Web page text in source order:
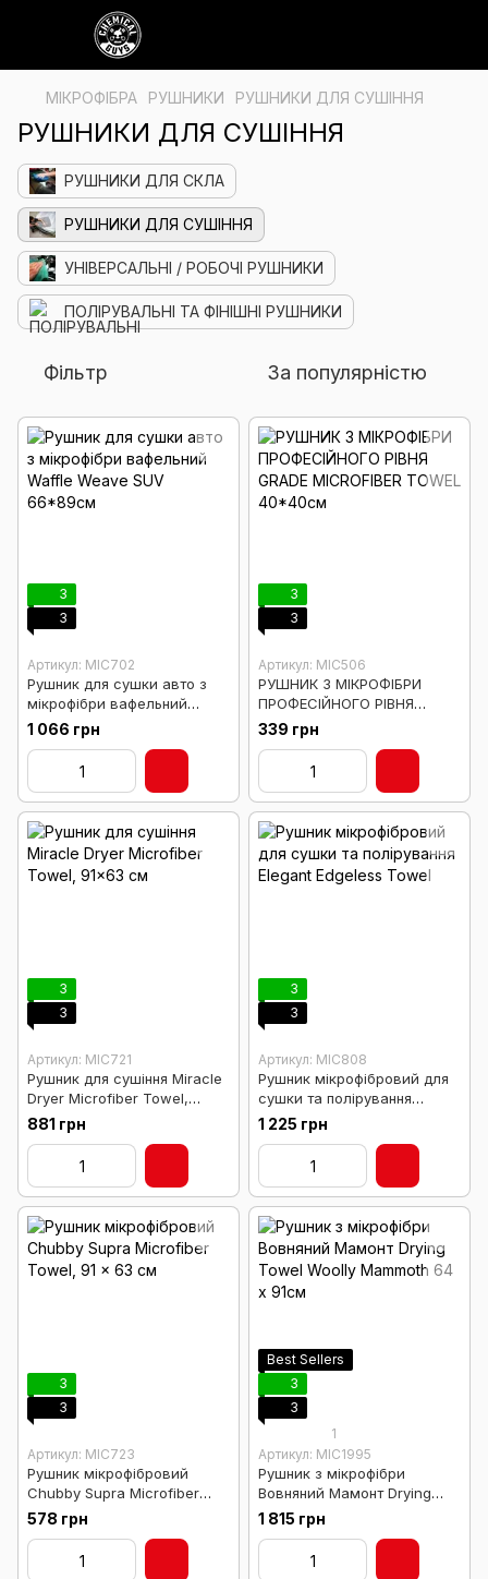
МІКРОФІБРА РУШНИКИ РУШНИКИ ДЛЯ СУШІННЯ
РУШНИКИ ДЛЯ СУШІННЯ
РУШНИКИ ДЛЯ СКЛА
РУШНИКИ ДЛЯ СУШІННЯ
УНІВЕРСАЛЬНІ / РОБОЧІ РУШНИКИ
ПОЛІРУВАЛЬНІ ТА ФІНІШНІ РУШНИКИ
Фільтр За популярністю
3
3
Артикул: MIC702
Рушник для сушки авто з
мікрофібри вафельний
Waffle Weave SUV 66*89см
1 066 грн
3
3
Артикул: MIC506
РУШНИК З МІКРОФІБРИ
ПРОФЕСІЙНОГО РІВНЯ
GRADE MICROFIBER TOWEL
40*40см
339 грн
3
3
Артикул: MIC721
Рушник для сушіння Miracle
Dryer Microfiber Towel,
91x63 см
881 грн
3
3
Артикул: MIC808
Рушник мікрофібровий для
сушки та полірування
Elegant Edgeless Towel
1 225 грн
3
3
Артикул: MIC723
Рушник мікрофібровий
Chubby Supra Microfiber
Towel, 91 x 63 см
578 грн
Best Sellers
3
3
1
Артикул: MIC1995
Рушник з мікрофібри
Вовняний Мамонт Drying
Towel Woolly Mammoth 64 x
1 815 грн